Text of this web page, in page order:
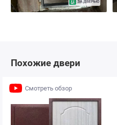
Похожие двери
Смотреть обзор